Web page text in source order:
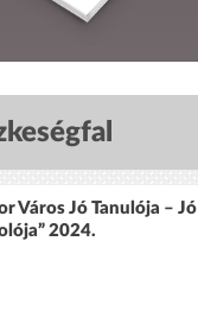
Város Jó Tanulója – Jó
2024.